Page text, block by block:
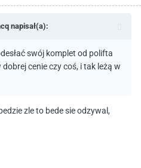
napisał(a):
swój komplet od polifta
cenie czy coś, i tak leżą w
zle to bede sie odzywal,